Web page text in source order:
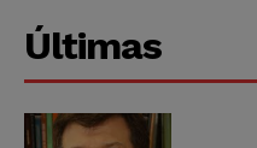
Últimas